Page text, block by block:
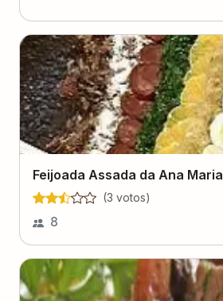
Feijoada Assada da Ana Maria
(3 votos)
8